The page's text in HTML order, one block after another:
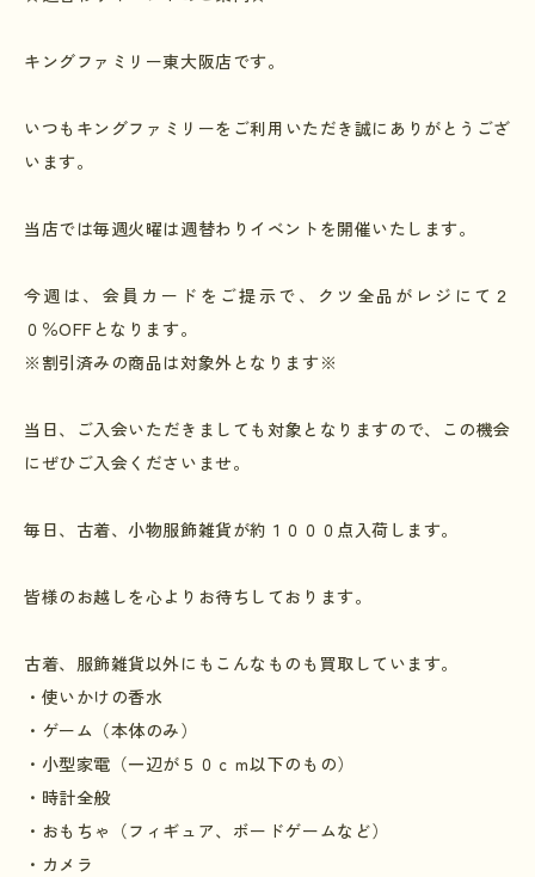
キングファミリー東大阪店です。
いつもキングファミリーをご利用いただき誠にありがとうござ
います。
当店では毎週火曜は週替わりイベントを開催いたします。
今週は、会員カードをご提示で、クツ全品がレジにて２
０％OFF となります。
※割引済みの商品は対象外となります※
当日、ご入会いただきましても対象となりますので、この機会
にぜひご入会くださいませ。
毎日、古着、小物服飾雑貨が約１０００点入荷します。
皆様のお越しを心よりお待ちしております。
古着、服飾雑貨以外にもこんなものも買取しています。
・使いかけの香水
・ゲーム（本体のみ）
・小型家電（一辺が５０ｃｍ以下のもの）
・時計全般
・おもちゃ（フィギュア、ボードゲームなど）
・カメラ